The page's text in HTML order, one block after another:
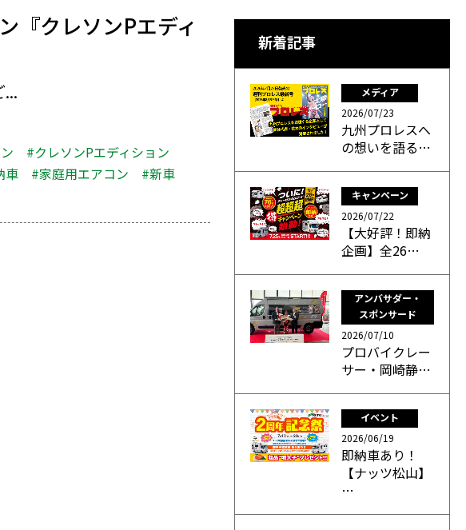
クレソンPエディ
#クレソンPエディション
車 #家庭用エアコン
#新車
新着記事
メディア
2026/07/23
九州プロレスへ
の想いを語る…
キャンペーン
2026/07/22
【大好評！即納
企画】全26…
アンバサダー・
スポンサード
2026/07/10
プロバイクレー
サー・岡崎静…
イベント
2026/06/19
即納車あり！
【ナッツ松山】
…